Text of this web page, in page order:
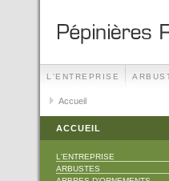
L'ENTREPRISE
TECHNIQUES
Accueil
ACCUEIL
L'ENTREPRISE
ARBUSTES